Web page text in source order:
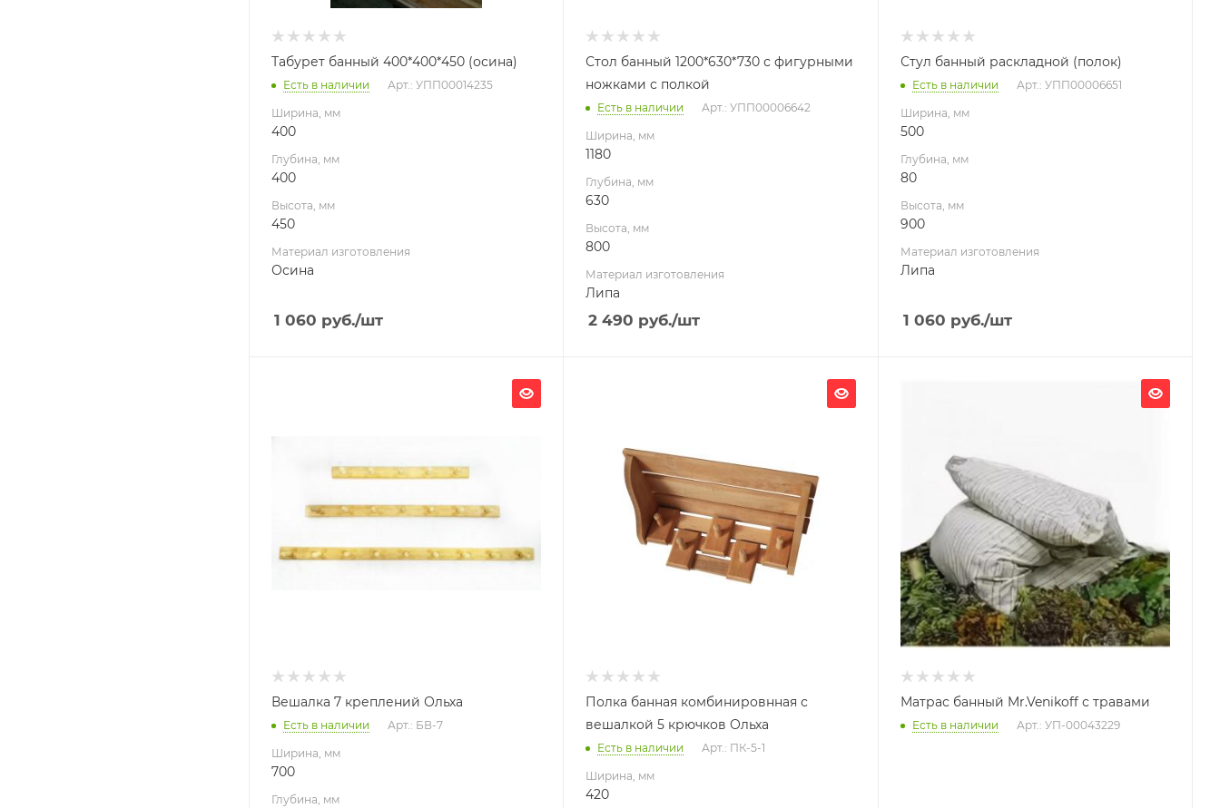
Табурет банный 400*400*450 (осина)
Есть в наличии Арт.: УПП00014235
Ширина, мм
400
Глубина, мм
400
Высота, мм
450
Материал изготовления
Осина
1 060 руб./шт
Стол банный 1200*630*730 с фигурными
ножками с полкой
Есть в наличии Арт.: УПП00006642
Ширина, мм
1180
Глубина, мм
630
Высота, мм
800
Материал изготовления
Липа
2 490 руб./шт
Стул банный раскладной (полок)
Есть в наличии Арт.: УПП00006651
Ширина, мм
500
Глубина, мм
80
Высота, мм
900
Материал изготовления
Липа
1 060 руб./шт
Высота, мм
Вешалка 7 креплений Ольха
Есть в наличии Арт.: БВ-7
Ширина, мм
700
Глубина, мм
Высота, мм
Материал изготовления
Полка банная комбинировнная с
вешалкой 5 крючков Ольха
Есть в наличии Арт.: ПК-5-1
Ширина, мм
420
Матрас банный Mr.Venikoff с травами
Есть в наличии Арт.: УП-00043229